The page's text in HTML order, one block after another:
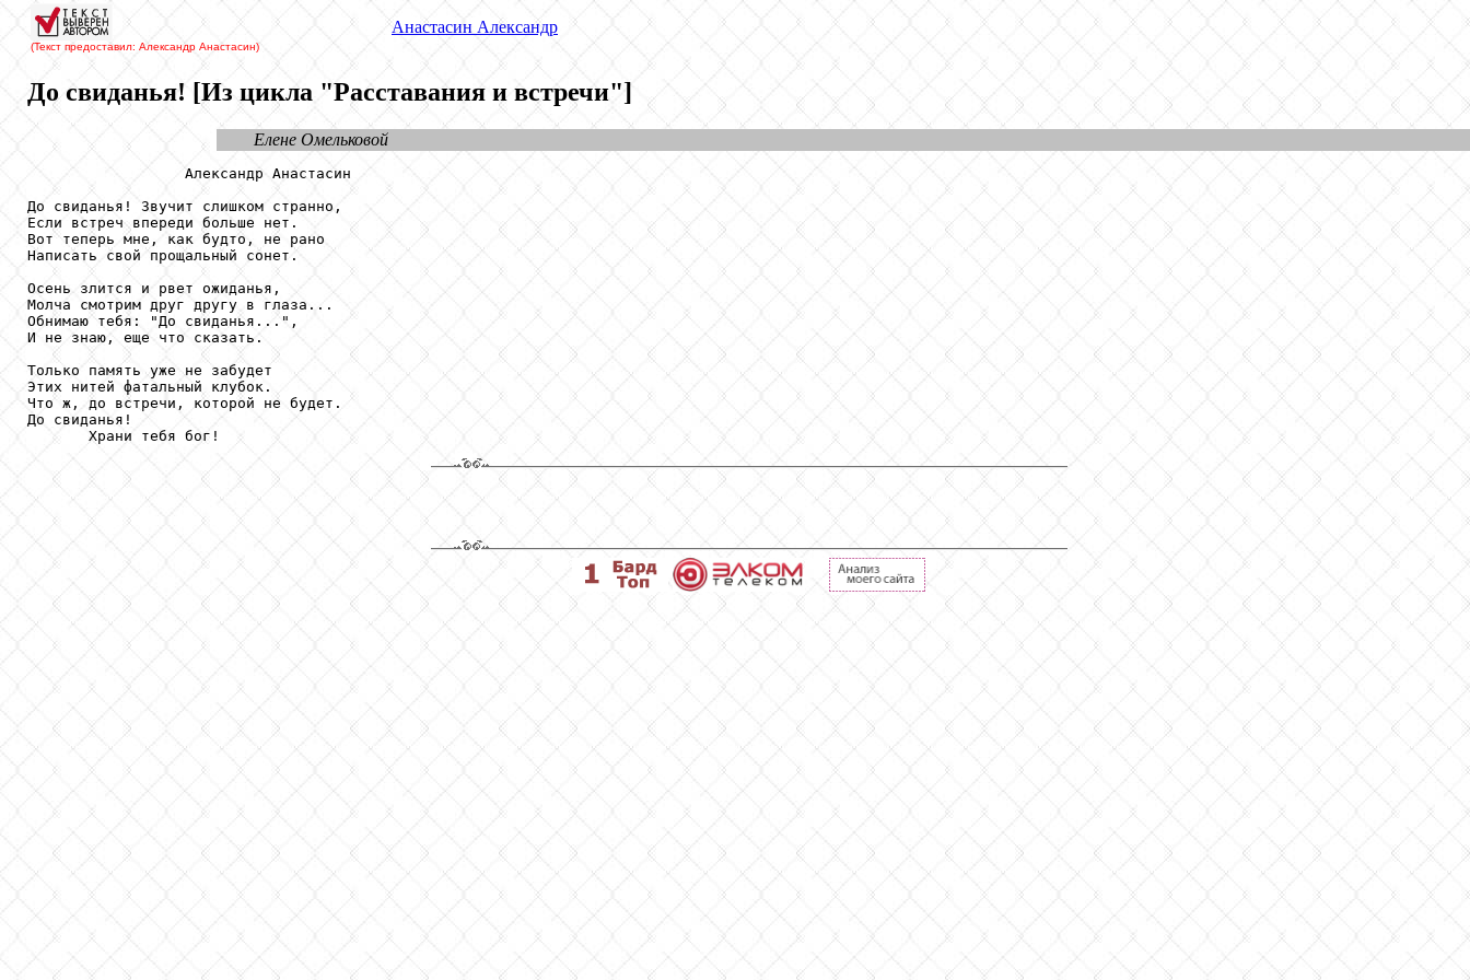
(Текст предоставил: Александр Анастасин)
Анастасин Александр
До свиданья! [Из цикла "Расставания и встречи"]
Елене Омельковой
                  Александр Анастасин
До свиданья! Звучит слишком странно,
Если встреч впереди больше нет.
Вот теперь мне, как будто, не рано
Написать свой прощальный сонет.
Осень злится и рвет ожиданья,
Молча смотрим друг другу в глаза...
Обнимаю тебя: "До свиданья...",
И не знаю, еще что сказать.
Только память уже не забудет
Этих нитей фатальный клубок.
Что ж, до встречи, которой не будет.
До свиданья!